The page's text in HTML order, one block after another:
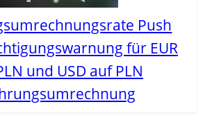
Push
für EUR
und USD auf PLN